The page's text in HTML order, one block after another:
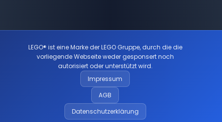
LEGO® ist eine Marke der LEGO Gruppe, durch die die
vorliegende Webseite weder gesponsert noch
autorisiert oder unterstützt wird.
Impressum
AGB
Datenschutzerklärung